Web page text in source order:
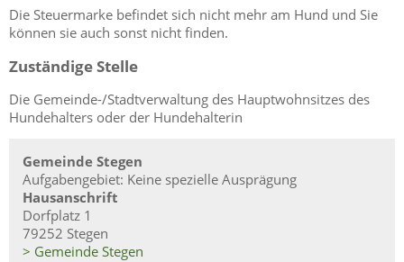
Die Steuermarke befindet sich nicht mehr am Hund und Sie
können sie auch sonst nicht finden.
Zuständige Stelle
Die Gemeinde-/Stadtverwaltung des Hauptwohnsitzes des
Hundehalters oder der Hundehalterin
Gemeinde Stegen
Aufgabengebiet: Keine spezielle Ausprägung
Hausanschrift
Dorfplatz 1
79252 Stegen
> Gemeinde Stegen